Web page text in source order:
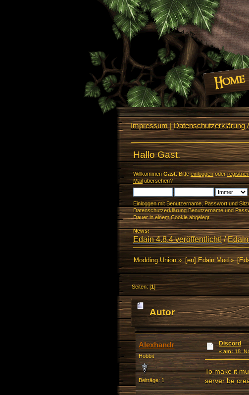
Impressum|Datenschutzerklärung
Hallo Gast.
Willkommen Gast. Bitte einloggenoder
Mailübersehen?
Einloggen mit Benutzername, Passwort und
Datenschutzerklärung Benutzername und
Dauer in einem Cookie abgelegt.
News:
Edain 4.8.4 veröffentlicht!/
Modding Union» [en] Edain Mod»
Seiten: [1]
Autor
Alexhandr
Hobbit
Beiträge: 1
Discord
«am:18.
To make it
server be